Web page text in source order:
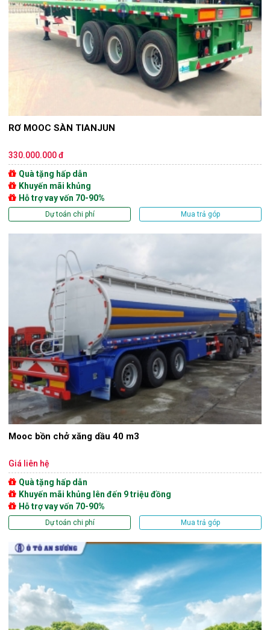
RƠ MOOC SÀN TIANJUN
330.000.000 đ
Quà tặng hấp dẫn
Khuyến mãi khủng
Hỗ trợ vay vốn 70-90%
Dự toán chi phí Mua trả góp
Mooc bồn chở xăng dầu 40 m3
Giá liên hệ
Quà tặng hấp dẫn
Khuyến mãi khủng lên đến 9 triệu đồng
Hỗ trợ vay vốn 70-90%
Dự toán chi phí Mua trả góp